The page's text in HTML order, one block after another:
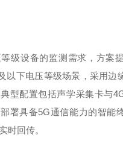
级设备的监测需求，方案
以下电压等级场景，采用边
型配置包括声学采集卡与
署具备5G通信能力的智能
时回传。